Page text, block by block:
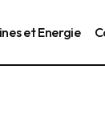
et Energie